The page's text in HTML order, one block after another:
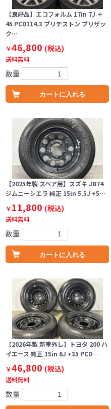
【良好品】エコフォルム 17in 7J ＋
45 PCD114.3 ブリヂストン ブリザッ
ク…
￥46,800 (税込)
送料無料
数量
カートに入れる
【2025年製 スペア用】スズキ JB74
ジムニーシエラ 純正 15in 5.5J +5…
￥11,800 (税込)
送料無料
数量
カートに入れる
【2026年製 新車外し】トヨタ 200 ハ
イエース 純正 15in 6J +35 PCD…
￥46,800 (税込)
送料無料
数量